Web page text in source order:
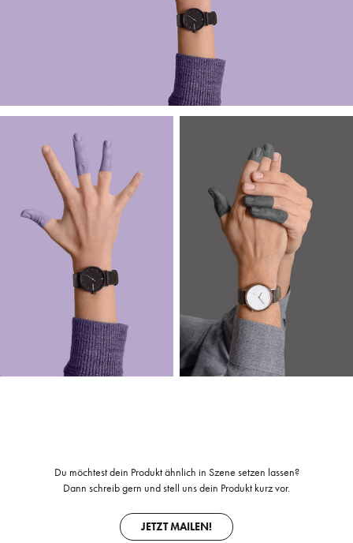
Du möchtest dein Produkt ähnlich in Szene setzen lassen?
Dann schreib gern und stell uns dein Produkt kurz vor.
JETZT MAILEN!